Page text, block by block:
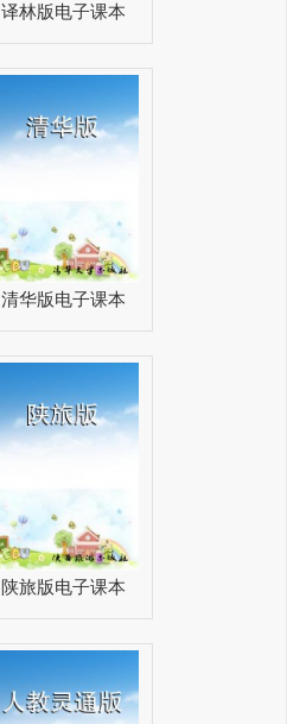
译林版电子课本
清华版电子课本
陕旅版电子课本